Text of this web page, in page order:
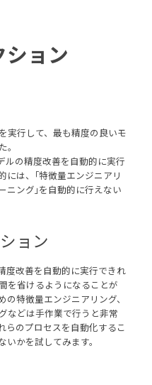
ョン
実行して、最も精度の良いモ
ルの精度改善を自動的に実行
には、｢特徴量エンジニアリ
ニング｣を自動的に行えない
ョン
度改善を自動的に実行できれ
を省けるようになることが
特徴量エンジニアリング、
などは手作業で行うと非常
らのプロセスを自動化するこ
かを試してみます。